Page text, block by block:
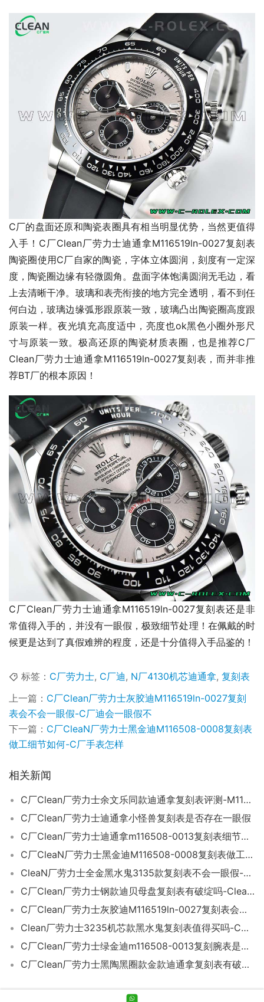
C厂的盘面还原和陶瓷表圈具有相当明显优势，当然更值得
入手！C厂Clean厂劳力士迪通拿M116519ln-0027复刻表
陶瓷圈使用C厂自家的陶瓷，字体立体圆润，刻度有一定深
度，陶瓷圈边缘有轻微圆角。盘面字体饱满圆润无毛边，看
上去清晰干净。玻璃和表壳衔接的地方完全透明，看不到任
何白边，玻璃边缘弧形跟原装一致，玻璃凸出陶瓷圈高度跟
原装一样。夜光填充高度适中，亮度也ok黑色小圈外形尺
寸与原装一致。极高还原的陶瓷材质表圈，也是推荐C厂
Clean厂劳力士迪通拿M116519ln-0027复刻表，而并非推
荐BT厂的根本原因！
C厂Clean厂劳力士迪通拿M116519ln-0027复刻表还是非
常值得入手的，并没有一眼假，极致细节处理！在佩戴的时
候更是达到了真假难辨的程度，还是十分值得入手品鉴的！
标签： C厂劳力士, C厂迪, N厂4130机芯迪通拿, 复刻表
上一篇： C厂Clean厂劳力士灰胶迪M116519ln-0027复刻
表会不会一眼假-C厂迪会一眼假不
下一篇： C厂CleaN厂劳力士黑金迪M116508-0008复刻表
做工细节如何-C厂手表怎样
相关新闻
C厂Clean厂劳力士余文乐同款迪通拿复刻表评测-M116518ln-0048
C厂Clean厂劳力士迪通拿小怪兽复刻表是否存在一眼假
C厂Clean厂劳力士迪通拿m116508-0013复刻表细节做工怎么样-C厂迪评测
C厂CleaN厂劳力士黑金迪M116508-0008复刻表做工细节如何-C厂手表怎样
CleaN厂劳力士全金黑水鬼3135款复刻表不会一眼假-C厂水鬼如何
C厂Clean厂劳力士钢款迪贝母盘复刻表有破绽吗-CleaN厂迪
C厂Clean厂劳力士灰胶迪M116519ln-0027复刻表会不会一眼假-C厂迪会一眼假不
Clean厂劳力士3235机芯款黑水鬼复刻表值得买吗-C厂黑水鬼41毫米款手表值得入手
C厂Clean厂劳力士绿金迪m116508-0013复刻腕表是否值得入手-C厂迪通拿质量如何
C厂Clean厂劳力士黑陶黑圈款金款迪通拿复刻表有破绽吗-C厂迪M116518ln-0043